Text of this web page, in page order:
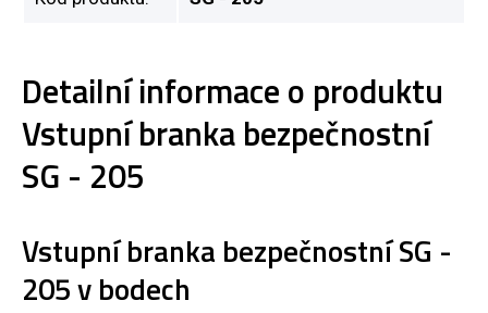
Detailní informace o produktu
Vstupní branka bezpečnostní
SG - 205
Vstupní branka bezpečnostní SG -
205 v bodech